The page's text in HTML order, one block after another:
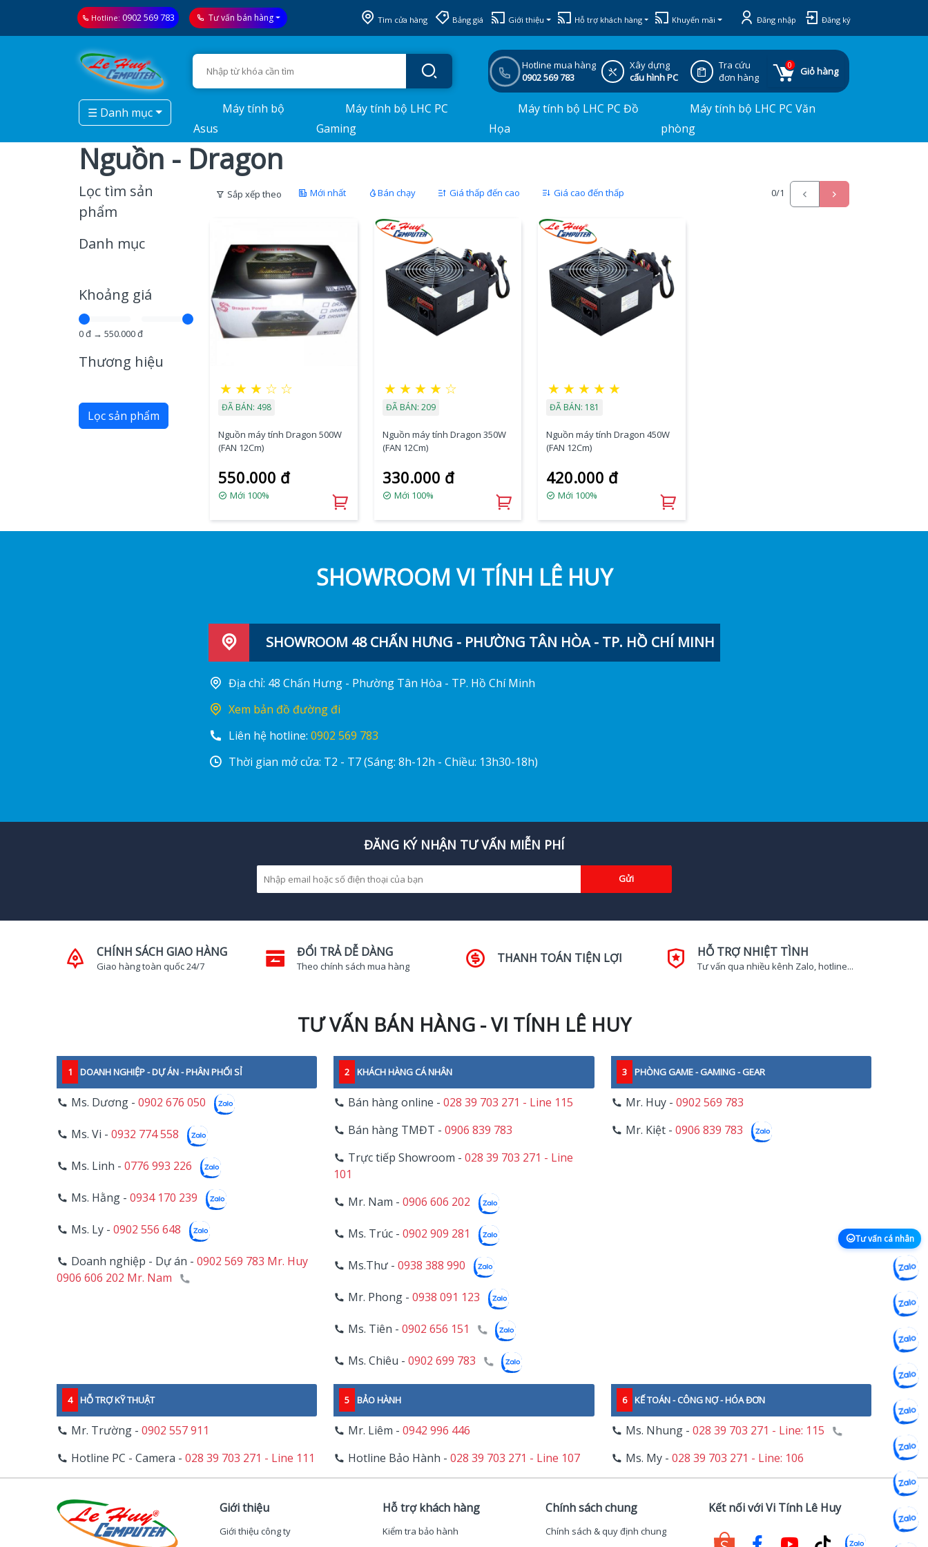
Hotline: 0902 569 783 Tư vấn bán hàng Tìm cửa hàng Bảng giá Giới thiệu Hỗ trợ khách hàng Khuyến mãi Đăng nhập Đăng ký
Hotline mua hàng
0902 569 783
Xây dựng
cấu hình PC
Tra cứu
đơn hàng
0
Giỏ hàng
☰ Danh mục
Máy tính bộ
Asus
Máy tính bộ LHC PC
Gaming
Máy tính bộ LHC PC Đồ
Họa
Máy tính bộ LHC PC Văn
phòng
Nguồn - Dragon
Lọc tìm sản
phẩm
Danh mục
Khoảng giá
0đ → 550.000đ
Thương hiệu
Lọc sản phẩm
Sắp xếp theo Mới nhất Bán chạy Giá thấp đến cao Giá cao đến thấp 0/1
★ ★ ★ ☆ ☆
ĐÃ BÁN: 498
Nguồn máy tính Dragon 500W
(FAN 12Cm)
550.000 đ
Mới 100%
★ ★ ★ ★ ☆
ĐÃ BÁN: 209
Nguồn máy tính Dragon 350W
(FAN 12Cm)
330.000 đ
Mới 100%
★ ★ ★ ★ ★
ĐÃ BÁN: 181
Nguồn máy tính Dragon 450W
(FAN 12Cm)
420.000 đ
Mới 100%
SHOWROOM VI TÍNH LÊ HUY
SHOWROOM 48 CHẤN HƯNG - PHƯỜNG TÂN HÒA - TP. HỒ CHÍ MINH
Địa chỉ: 48 Chấn Hưng - Phường Tân Hòa - TP. Hồ Chí Minh
Xem bản đồ đường đi
Liên hệ hotline: 0902 569 783
Thời gian mở cửa: T2 - T7 (Sáng: 8h-12h - Chiều: 13h30-18h)
ĐĂNG KÝ NHẬN TƯ VẤN MIỄN PHÍ
Gửi
CHÍNH SÁCH GIAO HÀNG
Giao hàng toàn quốc 24/7
ĐỔI TRẢ DỄ DÀNG
Theo chính sách mua hàng
THANH TOÁN TIỆN LỢI HỖ TRỢ NHIỆT TÌNH
Tư vấn qua nhiều kênh Zalo, hotline...
TƯ VẤN BÁN HÀNG - VI TÍNH LÊ HUY
1 DOANH NGHIỆP - DỰ ÁN - PHÂN PHỐI SỈ
Ms. Dương - 0902 676 050
Ms. Vi - 0932 774 558
Ms. Linh - 0776 993 226
Ms. Hằng - 0934 170 239
Ms. Ly - 0902 556 648
Doanh nghiệp - Dự án - 0902 569 783 Mr. Huy
0906 606 202 Mr. Nam
2 KHÁCH HÀNG CÁ NHÂN
Bán hàng online -028 39 703 271 - Line 115
Bán hàng TMĐT -0906 839 783
Trực tiếp Showroom -028 39 703 271 - Line
101
Mr. Nam -0906 606 202
Ms. Trúc -0902 909 281
Ms.Thư -0938 388 990
Mr. Phong -0938 091 123
Ms. Tiên -0902 656 151
Ms. Chiêu -0902 699 783
3 PHÒNG GAME - GAMING - GEAR
Mr. Huy - 0902 569 783
Mr. Kiệt - 0906 839 783
4 HỖ TRỢ KỸ THUẬT
Mr. Trường - 0902 557 911
Hotline PC - Camera - 028 39 703 271 - Line 111
5 BẢO HÀNH
Mr. Liêm -0942 996 446
Hotline Bảo Hành -028 39 703 271 - Line 107
6 KẾ TOÁN - CÔNG NỢ - HÓA ĐƠN
Ms. Nhung - 028 39 703 271 - Line: 115
Ms. My - 028 39 703 271 - Line: 106
Giới thiệu
Giới thiệu công ty
Hỗ trợ khách hàng
Kiểm tra bảo hành
Chính sách chung
Chính sách & quy định chung
Kết nối với Vi Tính Lê Huy
Tư vấn cá nhân